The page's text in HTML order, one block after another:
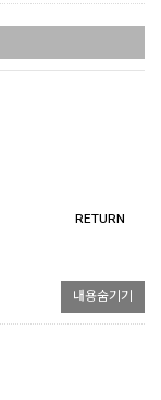
RETURN
내용숨기기